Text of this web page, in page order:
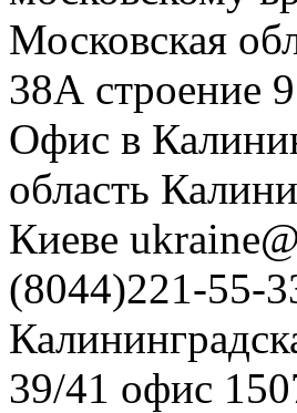
Московская
38А строение 9
Офис в
область
Киеве
(8044)221-55-
39/41 офис